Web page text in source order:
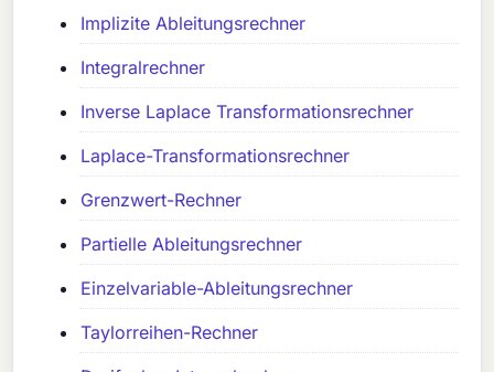
Implizite Ableitungsrechner
Integralrechner
Inverse Laplace Transformationsrechner
Laplace-Transformationsrechner
Grenzwert-Rechner
Partielle Ableitungsrechner
Einzelvariable-Ableitungsrechner
Taylorreihen-Rechner